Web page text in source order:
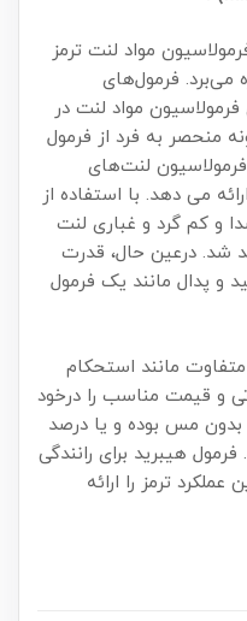
مواد لنت ترمز
می‌برد. فرمول‌های
مواد لنت در
منحصر به فرد از فرمول
لنت‌های
می دهد. با استفاده از
و کم گرد و غباری لنت
شد. درعین حال، قدرت
و پدال مانند یک فرمول
مانند استحکام
و قیمت مناسب را درخود
بدون مس بوده و یا درصد
هیبرید برای رانندگی
عملکرد ترمز را ارائه